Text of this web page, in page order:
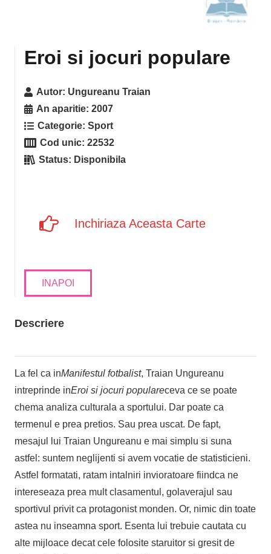
Eroi si jocuri populare
Autor: Ungureanu Traian
An aparitie:2007
Categorie:Sport
Cod unic:22532
Status: Disponibila
Inchiriaza Aceasta Carte
INAPOI
Descriere
La fel ca inManifestul fotbalist, Traian Ungureanu
intreprinde inEroi si jocuri populareceva ce se poate
chema analiza culturala a sportului. Dar poate ca
termenul e prea pretios. Sau prea uscat. De fapt,
mesajul lui Traian Ungureanu e mai simplu si suna
astfel: suntem neglijenti si avem vocatie de statisticieni.
Astfel formatati, ratam intalniri invioratoare fiindca ne
intereseaza prea mult clasamentul, golaverajul sau
sportivul privit ca protagonist monden. Or, nimic din toate
astea nu inseamna sport. Esenta lui trebuie cautata cu
alte mijloace decat cele folosite staruitor si gresit de